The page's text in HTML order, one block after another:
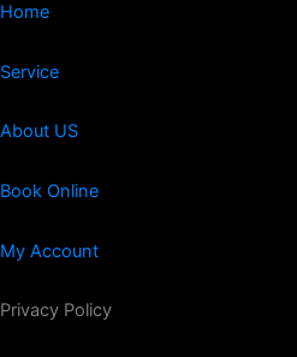
Home
Service
About US
Book Online
My Account
Privacy Policy